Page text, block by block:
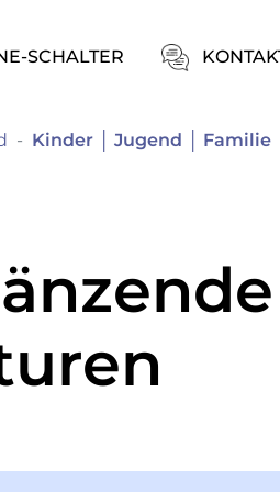
SCHALTER
Kinder │ Jugend │ Familie